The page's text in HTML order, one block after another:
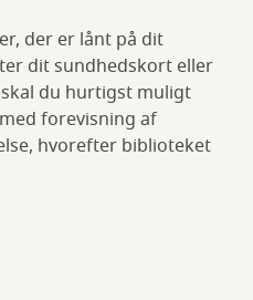
der er lånt på dit
dit sundhedskort eller
du hurtigst muligt
forevisning af
hvorefter biblioteket